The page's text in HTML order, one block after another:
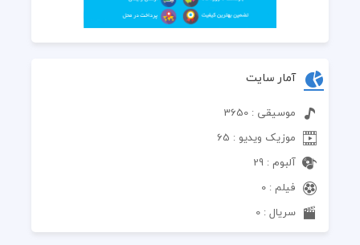
آمار سایت
موسیقی : 3650
موزیک ویدیو : 65
آلبوم : 29
فیلم : 0
سریال : 0